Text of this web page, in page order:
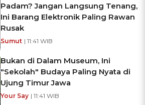
Padam? Jangan Langsung Tenang,
Ini Barang Elektronik Paling Rawan
Rusak
Sumut | 11:41 WIB
Bukan di Dalam Museum, Ini
"Sekolah" Budaya Paling Nyata di
Ujung Timur Jawa
Your Say | 11:41 WIB